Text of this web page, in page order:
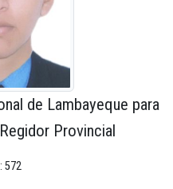
de Lambayeque para
Provincial
572